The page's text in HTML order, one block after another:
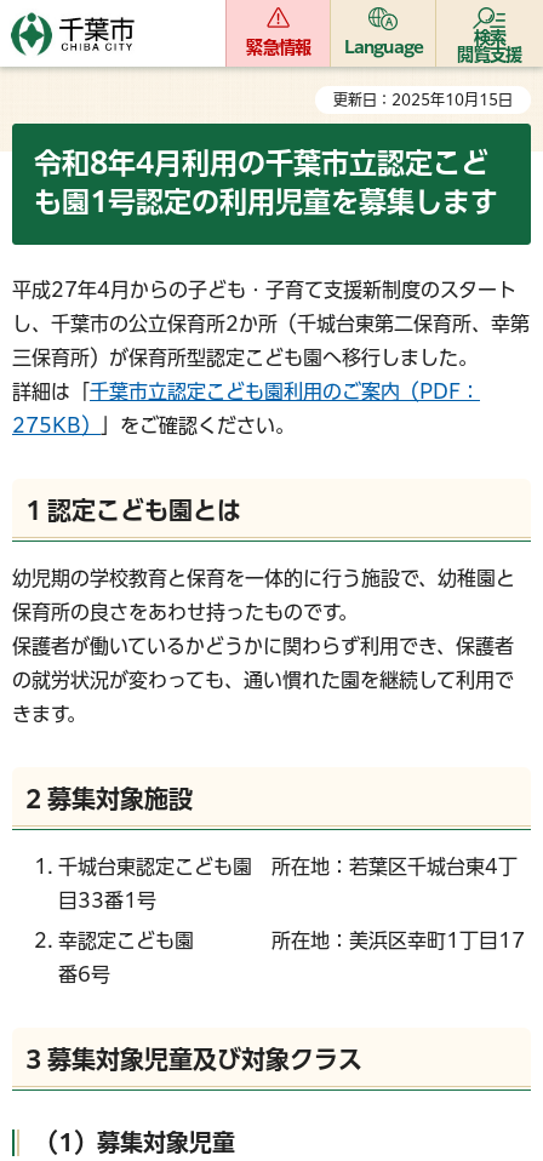
緊急情報 Language
検索
閲覧支援
更新日：2025年10月15日
令和8年4月利用の千葉市立認定こど
も園1号認定の利用児童を募集します
平成27年4月からの子ども・子育て支援新制度のスタート
し、千葉市の公立保育所2か所（千城台東第二保育所、幸第
三保育所）が保育所型認定こども園へ移行しました。
詳細は「 千葉市立認定こども園利用のご案内（PDF：
275KB）
」をご確認ください。
1 認定こども園とは
幼児期の学校教育と保育を一体的に行う施設で、幼稚園と
保育所の良さをあわせ持ったものです。
保護者が働いているかどうかに関わらず利用でき、保護者
の就労状況が変わっても、通い慣れた園を継続して利用で
きます。
2 募集対象施設
千城台東認定こども園 所在地：若葉区千城台東4丁
目33番1号
幸認定こども園 所在地：美浜区幸町1丁目17
番6号
3 募集対象児童及び対象クラス
（1）募集対象児童